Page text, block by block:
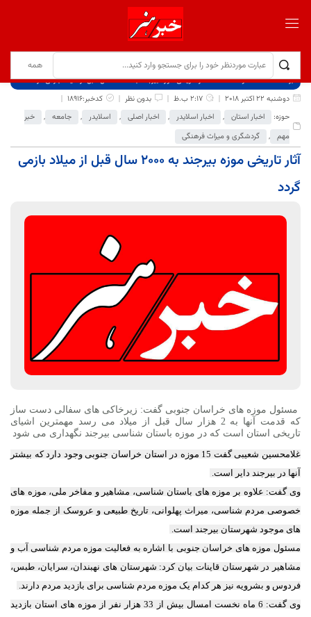
برگ نخست نوشته‌ها
آثار تاریخی موزه بیرجند به 2000 سال قبل از میلاد بازمی گردد
دوشنبه 22 اکتبر 2018
2:17 ب.ظ بدون نظر
کدخبر:18916
حوزه:
اخبار استان , اخبار اسلایدر , اخبار اصلی , اسلایدر , جامعه ,
خبر
مهم , گردشگری و میراث فرهنگی
آثار تاریخی موزه بیرجند به 2000 سال قبل از میلاد بازمی
گردد
مسئول موزه های خراسان جنوبی گفت: زیرخاکی های سفالی دست ساز
که قدمت آنها به 2 هزار سال قبل از میلاد می رسد مهمترین اشیای
تاریخی استان است که در موزه باستان شناسی بیرجند نگهداری می شود
غلامحسین شعیبی گفت 15 موزه در استان خراسان جنوبی وجود دارد که بیشتر
آنها در بیرجند دایر است.
وی گفت: علاوه بر موزه های باستان شناسی، مشاهیر و مفاخر ملی، موزه های
خصوصی مردم شناسی، میراث پهلوانی، تاریخ طبیعی و عروسک از جمله موزه
های موجود شهرستان بیرجند است.
مسئول موزه های خراسان جنوبی با اشاره به فعالیت موزه مردم شناسی آب و
مشاهیر در شهرستان قاینات بیان کرد: شهرستان های نهبندان، سرایان، طبس،
فردوس و بشرویه نیز هر کدام یک موزه مردم شناسی برای بازدید مردم دارند.
وی گفت: 6 ماه نخست امسال بیش از 33 هزار نفر از موزه های استان بازدید